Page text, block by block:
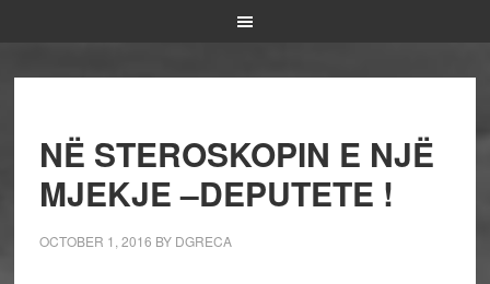
NË STEROSKOPIN E NJË
MJEKJE –DEPUTETE !
OCTOBER 1, 2016 BY DGRECA